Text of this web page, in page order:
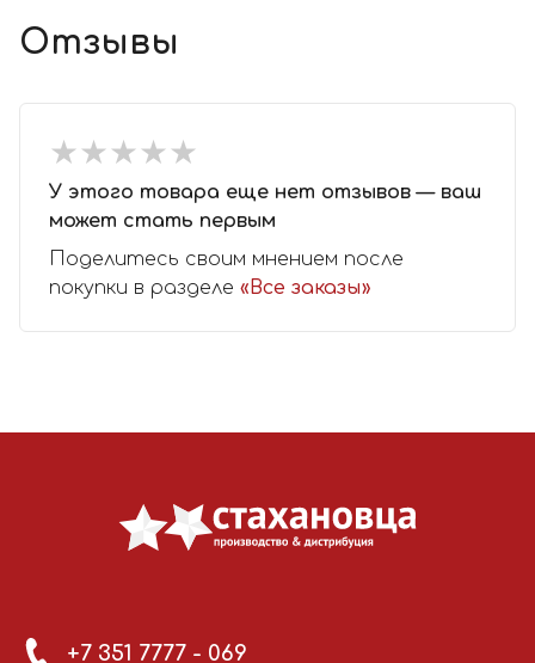
Отзывы
★★★★★
★★★★★
У этого товара еще нет отзывов — ваш
может стать первым
Поделитесь своим мнением после
покупки в разделе «Все заказы»
+7 351 7777 - 069